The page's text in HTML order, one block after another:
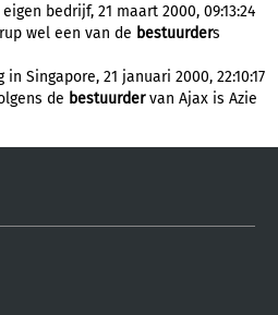
bedrijf, 21 maart 2000, 09:13:24
wel een van de bestuurders
Singapore, 21 januari 2000, 22:10:17
de bestuurdervan Ajax is Azie